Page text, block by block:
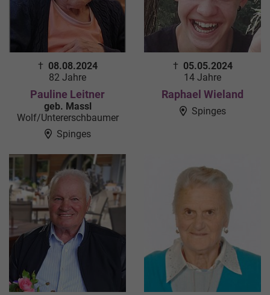
† 08.08.2024
82 Jahre
Pauline Leitner
geb. Massl
Wolf/Untererschbaumer
Spinges
† 05.05.2024
14 Jahre
Raphael Wieland
Spinges